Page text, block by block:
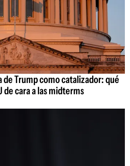
de Trump como catalizador: qué
de cara a las midterms